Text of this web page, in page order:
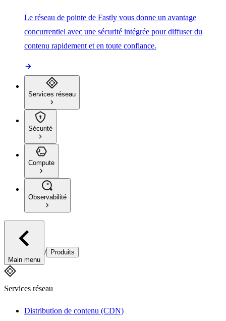
Le réseau de pointe de Fastly vous donne un avantage
concurrentiel avec une sécurité intégrée pour diffuser du
contenu rapidement et en toute confiance.
Services réseau
Sécurité
Compute
Observabilité
Main menu
/ Produits
Services réseau
Distribution de contenu (CDN)